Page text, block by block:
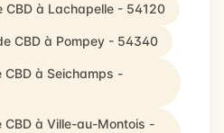
CBD à Lachapelle - 54120
CBD à Pompey - 54340
à Seichamps -
à Ville-au-Montois -